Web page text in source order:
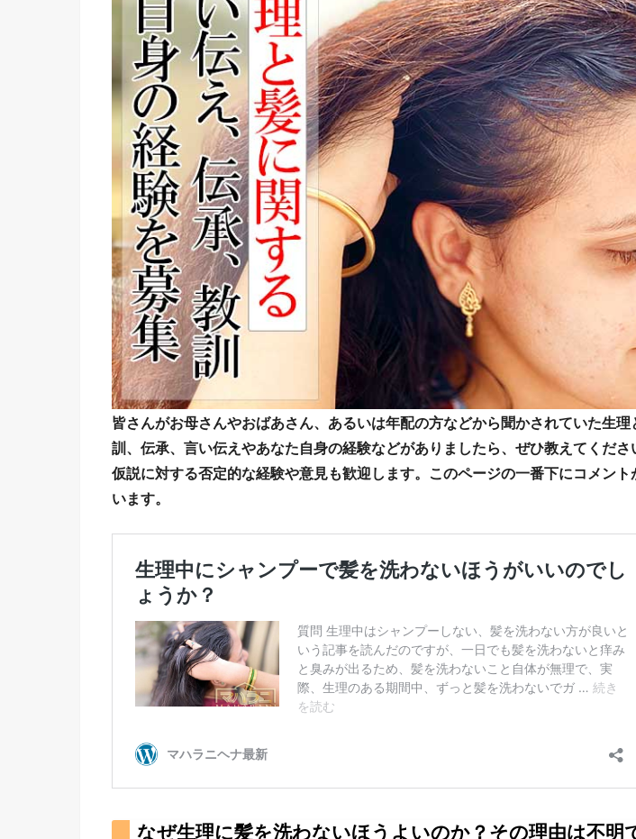
皆さんがお母さんやおばあさん、あるいは年配の方などから聞かされていた生
訓、伝承、言い伝えやあなた自身の経験などがありましたら、ぜひ教えてくだ
仮説に対する否定的な経験や意見も歓迎します。このページの一番下にコメン
います。
なぜ生理に髪を洗わないほうよいのか？その理由は不明